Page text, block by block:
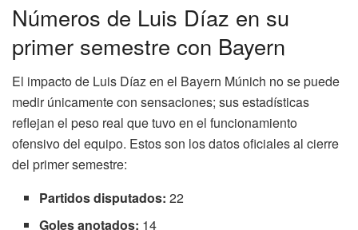
Números de Luis Díaz en su
primer semestre con Bayern
El impacto de Luis Díaz en el Bayern Múnich no se puede
medir únicamente con sensaciones; sus estadísticas
reflejan el peso real que tuvo en el funcionamiento
ofensivo del equipo. Estos son los datos oficiales al cierre
del primer semestre:
Partidos disputados: 22
Goles anotados: 14